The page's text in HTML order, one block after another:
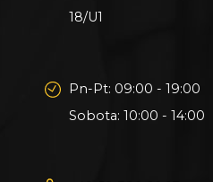
18/U1
Pn-Pt: 09:00 - 19:00
Sobota: 10:00 - 14:00